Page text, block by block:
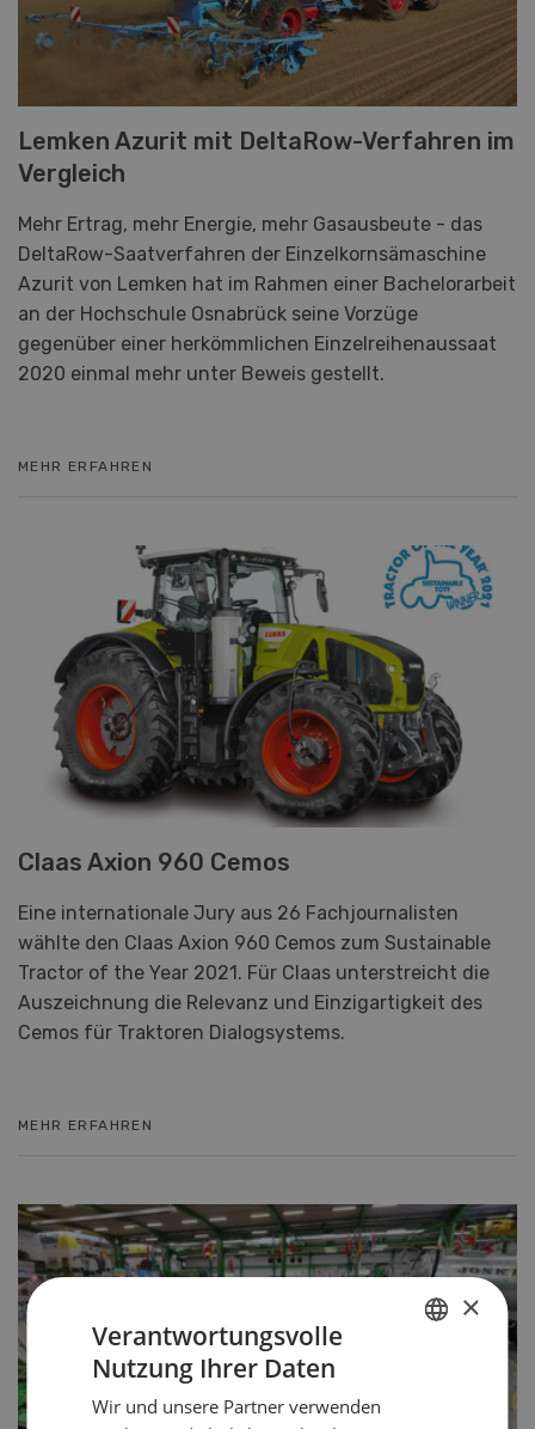
Lemken Azurit mit DeltaRow-Verfahren im
Vergleich
Mehr Ertrag, mehr Energie, mehr Gasausbeute - das
DeltaRow-Saatverfahren der Einzelkornsämaschine
Azurit von Lemken hat im Rahmen einer Bachelorarbeit
an der Hochschule Osnabrück seine Vorzüge
gegenüber einer herkömmlichen Einzelreihenaussaat
2020 einmal mehr unter Beweis gestellt.
MEHR ERFAHREN
Claas Axion 960 Cemos
Eine internationale Jury aus 26 Fachjournalisten
wählte den Claas Axion 960 Cemos zum Sustainable
Tractor of the Year 2021. Für Claas unterstreicht die
Auszeichnung die Relevanz und Einzigartigkeit des
Cemos für Traktoren Dialogsystems.
MEHR ERFAHREN
×
Verantwortungsvolle
Nutzung Ihrer Daten
Wir und unsere Partner verwenden